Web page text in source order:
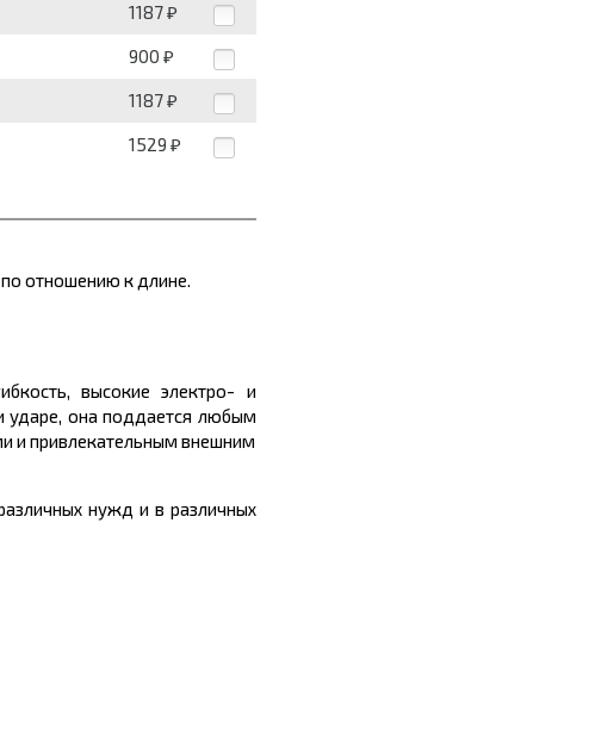
1187 ₽
900 ₽
1187 ₽
1529 ₽
отношению к длине.
высокие электро- и
ударе, она поддается любым
и привлекательным внешним
нужд и в различных